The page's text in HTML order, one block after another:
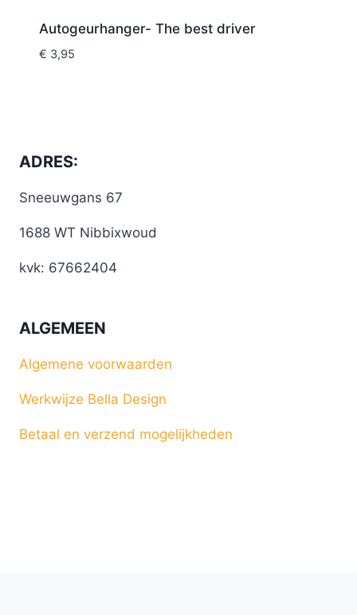
Autogeurhanger- The best driver
€ 3,95
ADRES:
Sneeuwgans 67
1688 WT Nibbixwoud
kvk: 67662404
ALGEMEEN
Algemene voorwaarden
Werkwijze Bella Design
Betaal en verzend mogelijkheden